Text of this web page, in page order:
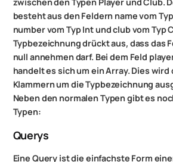
besteht aus den Feldern name vom
number vom Typ Int und club vom Typ
Typbezeichnung drückt aus, dass das
null annehmen darf. Bei dem Feld
handelt es sich um ein Array. Dies
Klammern um die Typbezeichnung
Neben den normalen Typen gibt es
Typen:
Querys
Eine Query ist die einfachste Form